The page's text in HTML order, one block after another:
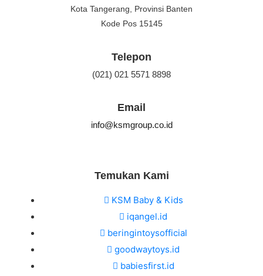
Kota Tangerang, Provinsi Banten
Kode Pos 15145
Telepon
(021) 021 5571 8898
Email
info@ksmgroup.co.id
Temukan Kami
KSM Baby & Kids
iqangel.id
beringintoysofficial
goodwaytoys.id
babiesfirst.id